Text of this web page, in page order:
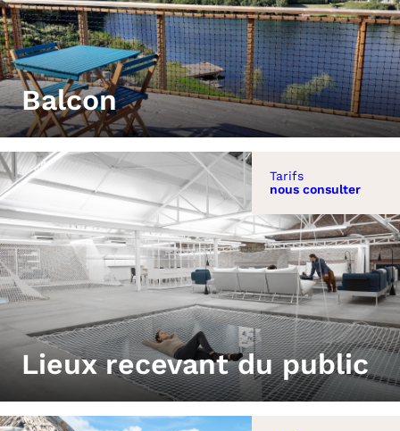
Balcon
Lieux recevant du public
Tarifs
nous consulter